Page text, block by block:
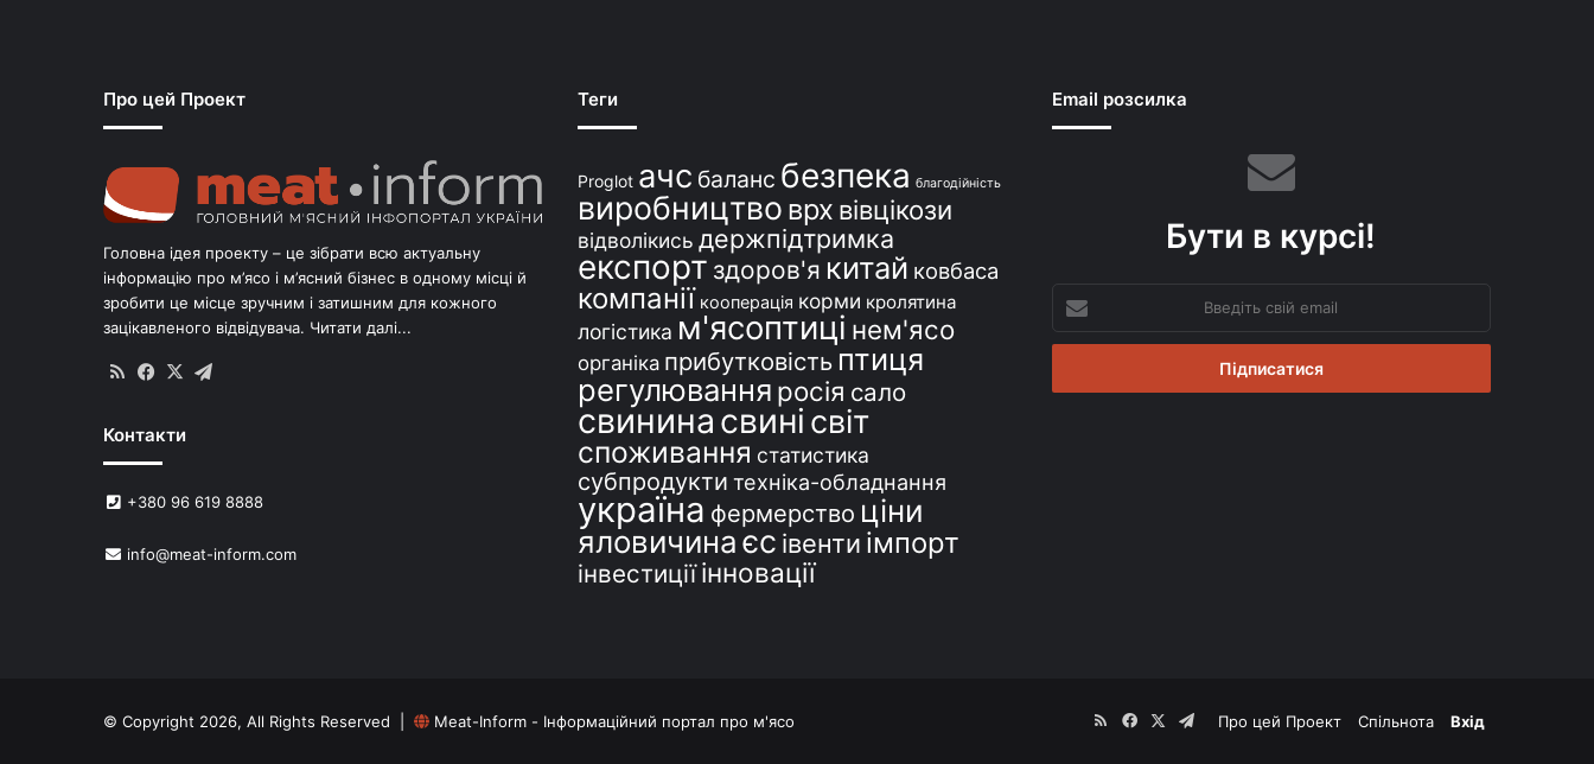
Про цей Проект
Головна ідея проекту – це зібрати всю актуальну
інформацію про м’ясо і м’ясний бізнес в одному місці й
зробити це місце зручним і затишним для кожного
зацікавленого відвідувача. Читати далі...
RSS Facebook
X
Контакти
+380 96 619 8888
info@meat-inform.com
Теги
Proglot ачс баланс безпека благодійність
виробництво врх вівцікози
відволікись держпідтримка
експорт здоров'я китай ковбаса
компанії кооперація корми кролятина
логістика м'ясоптиці нем'ясо
органіка прибутковість птиця
регулювання росія сало
свинина свині світ
споживання статистика
субпродукти техніка-обладнання
україна фермерство ціни
яловичинаєс івенти імпорт
інвестиції інновації
Email розсилка
Бути в курсі!
свій
email
© Copyright 2026, All Rights Reserved | Meat-Inform - Інформаційний портал про м'ясо Про цей Проект Спільнота Вхід
RSSFacebookTelegram